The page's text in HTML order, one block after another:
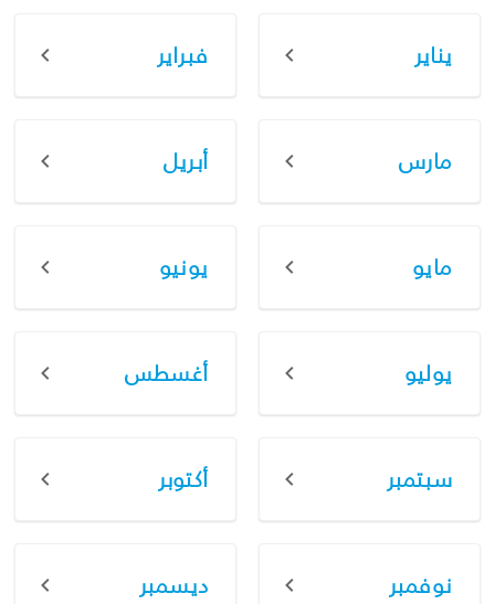
يناير فبراير
مارس أبريل
مايو يونيو
يوليو أغسطس
سبتمبر أكتوبر
نوفمبر ديسمبر